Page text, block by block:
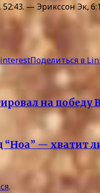
— Эрикссон Эк,
Поделиться в
на победу
“Ноа” — хватит
.